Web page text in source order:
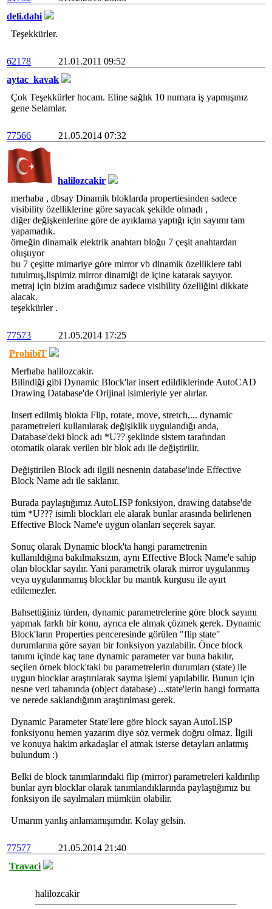
deli.dahi
Teşekkürler.
62178
21.01.2011 09:52
aytac_kavak
Çok Teşekkürler hocam. Eline sağlık 10 numara iş yapmışınız
gene Selamlar.
77566 21.05.2014 07:32
halilozcakir
merhaba , dbsay Dinamik bloklarda propertiesinden sadece
visibility özelliklerine göre sayacak şekilde olmadı ,
diğer değişkenlerine göre de ayıklama yaptığı için sayımı tam
yapamadık.
örneğin dinamaik elektrik anahtarı bloğu 7 çeşit anahtardan
oluşuyor
bu 7 çeşitte mimariye göre mirror vb dinamik özelliklere tabi
tutulmuş,lispimiz mirror dinamiği de içine katarak sayıyor.
metraj için bizim aradığımız sadece visibility özelliğini dikkate
alacak.
teşekkürler .
77573
21.05.2014 17:25
ProhibiT
Merhaba halilozcakir.
Bilindiği gibi Dynamic Block'lar insert edildiklerinde AutoCAD
Drawing Database'de Orijinal isimleriyle yer alırlar.
Insert edilmiş blokta Flip, rotate, move, stretch,... dynamic
parametreleri kullanılarak değişiklik uygulandığı anda,
Database'deki block adı *U?? şeklinde sistem tarafından
otomatik olarak verilen bir blok adı ile değiştirilir.
Değiştirilen Block adı ilgili nesnenin database'inde Effective
Block Name adı ile saklanır.
Burada paylaştığımız AutoLISP fonksiyon, drawing databse'de
tüm *U??? isimli blockları ele alarak bunlar arasında belirlenen
Effective Block Name'e uygun olanları seçerek sayar.
Sonuç olarak Dynamic block'ta hangi parametrenin
kullanıldığına bakılmaksızın, aynı Effective Block Name'e sahip
olan blocklar sayılır. Yani parametrik olarak mirror uygulanmış
veya uygulanmamış blocklar bu mantık kurgusu ile ayırt
edilemezler.
Bahsettiğiniz türden, dynamic parametrelerine göre block sayımı
yapmak farklı bir konu, ayrıca ele almak çözmek gerek. Dynamic
Block'ların Properties penceresinde görülen "flip state"
durumlarına göre sayan bir fonksiyon yazılabilir. Önce block
tanımı içinde kaç tane dynamic parameter var buna bakılır,
seçilen örnek block'taki bu parametrelerin durumları (state) ile
uygun blocklar araştırılarak sayma işlemi yapılabilir. Bunun için
nesne veri tabanında (object database) ...state'lerin hangi formatta
ve nerede saklandığının araştırılması gerek.
Dynamic Parameter State'lere göre block sayan AutoLISP
fonksiyonu hemen yazarım diye söz vermek doğru olmaz. İlgili
ve konuya hakim arkadaşlar el atmak isterse detayları anlatmış
bulundum :)
Belki de block tanımlarındaki flip (mirror) parametreleri kaldırılıp
bunlar ayrı blocklar olarak tanımlandıklarında paylaştığımız bu
fonksiyon ile sayılmaları mümkün olabilir.
Umarım yanlış anlamamışımdır. Kolay gelsin.
77577
21.05.2014 21:40
Travaci
halilozcakir